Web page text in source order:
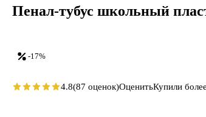
-17%
Пенал-тубус школьный
4.8(87 оценок)ОценитьКупили